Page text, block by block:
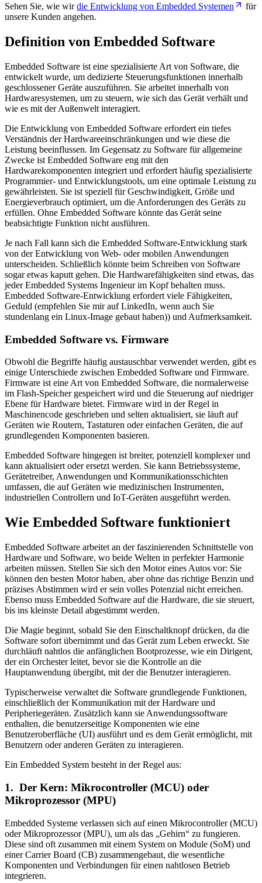
Sehen Sie, wie wirdie Entwicklung von Embedded Systemen
für
unsere Kunden angehen.
Definition von Embedded Software
Embedded Software ist eine spezialisierte Art von Software, die
entwickelt wurde, um dedizierte Steuerungsfunktionen innerhalb
geschlossener Geräte auszuführen. Sie arbeitet innerhalb von
Hardwaresystemen, um zu steuern, wie sich das Gerät verhält und
wie es mit der Außenwelt interagiert.
Die Entwicklung von Embedded Software erfordert ein tiefes
Verständnis der Hardwareeinschränkungen und wie diese die
Leistung beeinflussen. Im Gegensatz zu Software für allgemeine
Zwecke ist Embedded Software eng mit den
Hardwarekomponenten integriert und erfordert häufig spezialisierte
Programmier- und Entwicklungstools, um eine optimale Leistung zu
gewährleisten. Sie ist speziell für Geschwindigkeit, Größe und
Energieverbrauch optimiert, um die Anforderungen des Geräts zu
erfüllen. Ohne Embedded Software könnte das Gerät seine
beabsichtigte Funktion nicht ausführen.
Je nach Fall kann sich die Embedded Software-Entwicklung stark
von der Entwicklung von Web- oder mobilen Anwendungen
unterscheiden. Schließlich könnte beim Schreiben von Software
sogar etwas kaputt gehen. Die Hardwarefähigkeiten sind etwas, das
jeder Embedded Systems Ingenieur im Kopf behalten muss.
Embedded Software-Entwicklung erfordert viele Fähigkeiten,
Geduld (empfehlen Sie mir auf LinkedIn, wenn auch Sie
stundenlang ein Linux-Image gebaut haben)) und Aufmerksamkeit.
Embedded Software vs. Firmware
Obwohl die Begriffe häufig austauschbar verwendet werden, gibt es
einige Unterschiede zwischen Embedded Software und Firmware.
Firmware ist eine Art von Embedded Software, die normalerweise
im Flash-Speicher gespeichert wird und die Steuerung auf niedriger
Ebene für Hardware bietet. Firmware wird in der Regel in
Maschinencode geschrieben und selten aktualisiert, sie läuft auf
Geräten wie Routern, Tastaturen oder einfachen Geräten, die auf
grundlegenden Komponenten basieren.
Embedded Software hingegen ist breiter, potenziell komplexer und
kann aktualisiert oder ersetzt werden. Sie kann Betriebssysteme,
Gerätetreiber, Anwendungen und Kommunikationsschichten
umfassen, die auf Geräten wie medizinischen Instrumenten,
industriellen Controllern und IoT-Geräten ausgeführt werden.
Wie Embedded Software funktioniert
Embedded Software arbeitet an der faszinierenden Schnittstelle von
Hardware und Software, wo beide Welten in perfekter Harmonie
arbeiten müssen. Stellen Sie sich den Motor eines Autos vor: Sie
können den besten Motor haben, aber ohne das richtige Benzin und
präzises Abstimmen wird er sein volles Potenzial nicht erreichen.
Ebenso muss Embedded Software auf die Hardware, die sie steuert,
bis ins kleinste Detail abgestimmt werden.
Die Magie beginnt, sobald Sie den Einschaltknopf drücken, da die
Software sofort übernimmt und das Gerät zum Leben erweckt. Sie
durchläuft nahtlos die anfänglichen Bootprozesse, wie ein Dirigent,
der ein Orchester leitet, bevor sie die Kontrolle an die
Hauptanwendung übergibt, mit der die Benutzer interagieren.
Typischerweise verwaltet die Software grundlegende Funktionen,
einschließlich der Kommunikation mit der Hardware und
Peripheriegeräten. Zusätzlich kann sie Anwendungssoftware
enthalten, die benutzerseitige Komponenten wie eine
Benutzeroberfläche (UI) ausführt und es dem Gerät ermöglicht, mit
Benutzern oder anderen Geräten zu interagieren.
Ein Embedded System besteht in der Regel aus:
1. Der Kern: Mikrocontroller (MCU) oder
Mikroprozessor (MPU)
Embedded Systeme verlassen sich auf einen Mikrocontroller (MCU)
oder Mikroprozessor (MPU), um als das „Gehirn“ zu fungieren.
Diese sind oft zusammen mit einem System on Module (SoM) und
einer Carrier Board (CB) zusammengebaut, die wesentliche
Komponenten und Verbindungen für einen nahtlosen Betrieb
integrieren.